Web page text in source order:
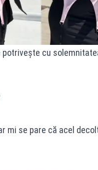
cu
mi se pare că acel